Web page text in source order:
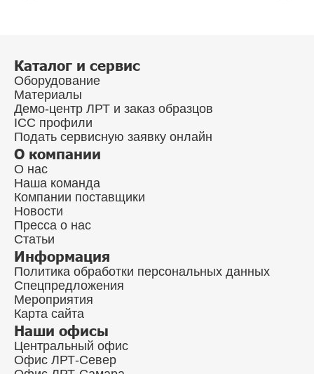
Каталог и сервис
Оборудование
Материалы
Демо-центр ЛРТ и заказ образцов
ICC профили
Подать сервисную заявку онлайн
Информация
Политика обработки персональных данных
Спецпредложения
Мероприятия
Карта сайта
О компании
О нас
Наша команда
Компании поставщики
Новости
Пресса о нас
Статьи
Наши офисы
Центральный офис
Офис ЛРТ-Север